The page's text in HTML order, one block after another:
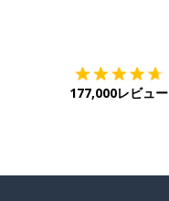
177,000レビュー